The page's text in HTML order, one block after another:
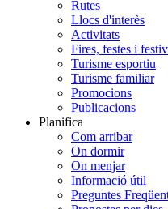
Rutes
Llocs d'interès
Activitats
Fires, festes i
Turisme esportiu
Turisme familiar
Promocions
Publicacions
Planifica
Com arribar
On dormir
On menjar
Informació útil
Preguntes